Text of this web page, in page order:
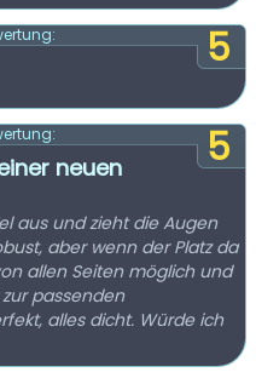
5
5
neuen
aus und zieht die Augen
aber wenn der Platz da
allen Seiten möglich und
passenden
alles dicht. Würde ich